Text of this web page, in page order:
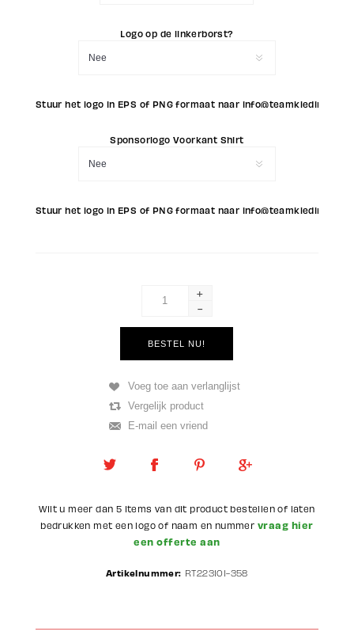
Logo op de linkerborst?
Stuur het logo in EPS of PNG formaat naar info@teamkleding.eu
Sponsorlogo Voorkant Shirt
Stuur het logo in EPS of PNG formaat naar info@teamkleding.eu
+
-
Wilt u meer dan 5 items van dit product bestellen of laten
bedrukken met een logo of naam en nummer vraag hier
een offerte aan
Artikelnummer: RT223101-358